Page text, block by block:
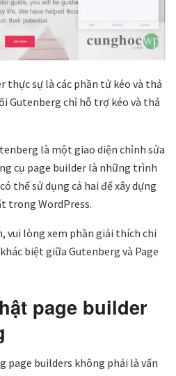
thực sự là các phần tử kéo và thả
Gutenberg chỉ hỗ trợ kéo và thả
là một giao diện chỉnh sửa
cụ page builder là những trình
thể sử dụng cả hai để xây dựng
trong WordPress.
vui lòng xem phần giải thích chi
biệt giữa Gutenberg và Page
page builder
page builders không phải là vấn